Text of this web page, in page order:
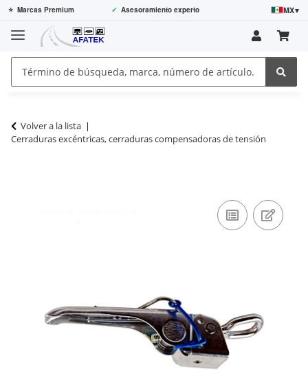
⭐ Marcas Premium ✓ Asesoramiento experto MX▾
Volver a la lista
Cerraduras excéntricas, cerraduras compensadoras de tensión